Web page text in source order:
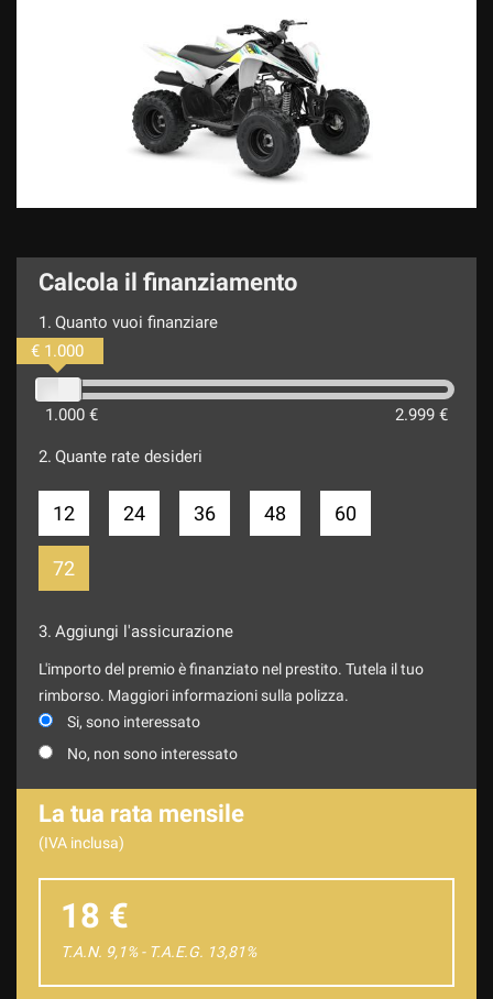
Calcola il finanziamento
1. Quanto vuoi finanziare
1.000 € 2.999 €
€ 1.000
2. Quante rate desideri
12 24 36 48 60
72
3. Aggiungi l'assicurazione
L'importo del premio è finanziato nel prestito. Tutela il tuo
rimborso. Maggiori informazioni sulla polizza.
Si, sono interessato
No, non sono interessato
La tua rata mensile
(IVA inclusa)
18 €
T.A.N. 9,1% - T.A.E.G. 13,81%